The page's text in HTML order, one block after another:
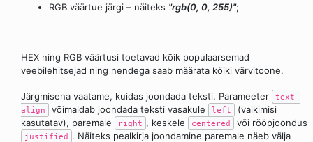
RGB väärtue järgi – näiteks "rgb(0, 0, 255)";
HEX ning RGB väärtusi toetavad kõik populaarsemad
veebilehitsejad ning nendega saab määrata kõiki värvitoone.
Järgmisena vaatame, kuidas joondada teksti. Parameeter
text-
align
võimaldab joondada teksti vasakule left
(vaikimisi
kasutatav), paremale
right , keskele centered või rööpjoondus
justified . Näiteks pealkirja joondamine paremale näeb välja